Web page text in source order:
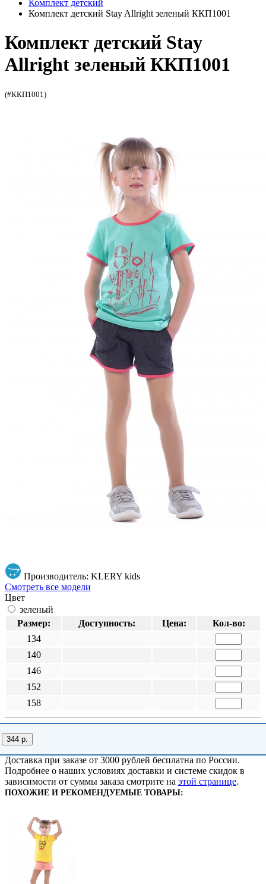
Комплект детский
Комплект детский Stay Allright зеленый ККП1001
Комплект детский Stay
Allright зеленый ККП1001
(#ККП1001)
Производитель: KLERY kids
Смотреть все модели
Цвет
зеленый
Размер:
Доступность: Цена:
Кол-во:
134
140
146
152
158
344 р.
Доставка при заказе от 3000 рублей бесплатна по России.
Подробнее о наших условиях доставки и системе скидок в
зависимости от суммы заказа смотрите на этой странице.
ПОХОЖИЕ И РЕКОМЕНДУЕМЫЕ ТОВАРЫ: